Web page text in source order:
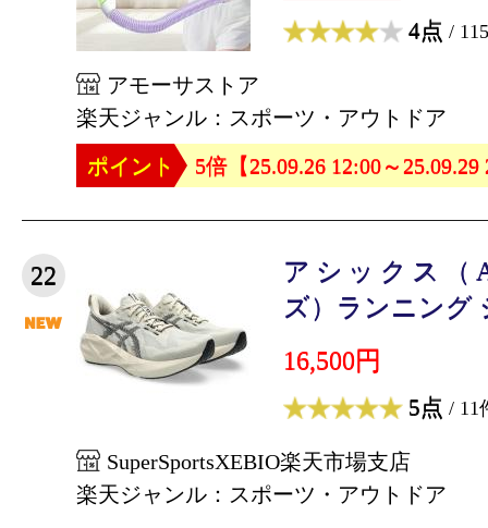
4点 /
アモーサストア
楽天ジャンル：スポーツ・アウトドア
ポイント
5倍【25.09.26 12:00～25.09.29
22
アシックス（
ズ）ランニング
16,500円
5点 / 11
SuperSportsXEBIO楽天市場支店
楽天ジャンル：スポーツ・アウトドア